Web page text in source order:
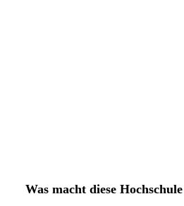
Was macht diese